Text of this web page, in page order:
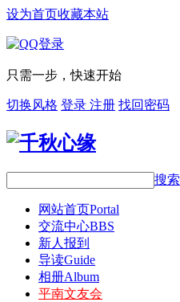
设为首页收藏本站
只需一步，快速开始
切换风格 登录 注册 找回密码
搜索
网站首页Portal
交流中心BBS
新人报到
导读Guide
相册Album
平南文友会